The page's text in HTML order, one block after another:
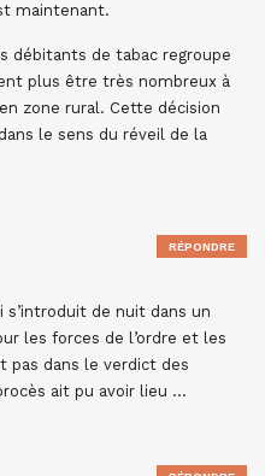
maintenant.
débitants de tabac regroupe
plus être très nombreux à
zone rural. Cette décision
le sens du réveil de la
de nuit dans un
les forces de l’ordre et les
pas dans le verdict des
ait pu avoir lieu …
RÉPONDRE